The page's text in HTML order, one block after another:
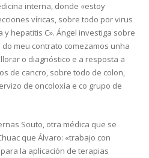
interna, donde «estoy
víricas, sobre todo por virus
hepatitis C». Ángel investiga sobre
meu contrato comezamos unha
o diagnóstico e a resposta a
de cancro, sobre todo de colon,
de oncoloxía e co grupo de
Souto, otra médica que se
que Álvaro: «trabajo con
la aplicación de terapias